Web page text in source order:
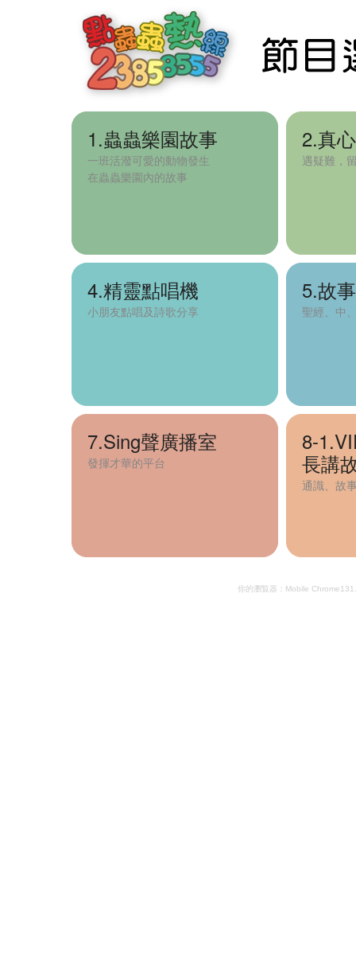
1.蟲蟲樂園故事
一班活潑可愛的動物發生
在蟲蟲樂園內的故事
2.真
遇疑難，
4.精靈點唱機
小朋友點唱及詩歌分享
5.故
聖經、中
7.Sing聲廣播室
發揮才華的平台
8-
長講
通識、故
1.蟲蟲樂園故事
5.故事Station
6.智慧小叻叻
你的瀏覧器：Mobile